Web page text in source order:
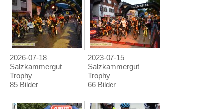
2026-07-18
Salzkammergut
Trophy
85 Bilder
2023-07-15
Salzkammergut
Trophy
66 Bilder